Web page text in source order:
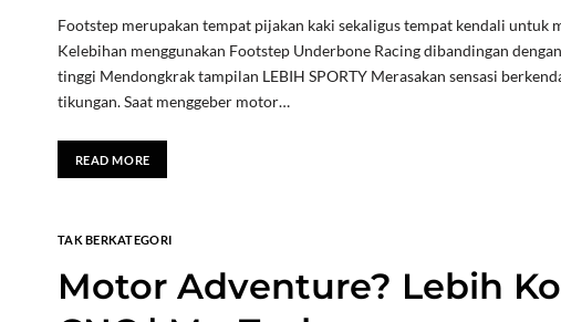
Footstep merupakan tempat pijakan kaki sekaligus tempat kendali untuk
Kelebihan menggunakan Footstep Underbone Racing dibandingan
tinggi Mendongkrak tampilan LEBIH SPORTY Merasakan sensasi
tikungan. Saat menggeber motor…
READ MORE
TAK BERKATEGORI
Motor Adventure? Lebih